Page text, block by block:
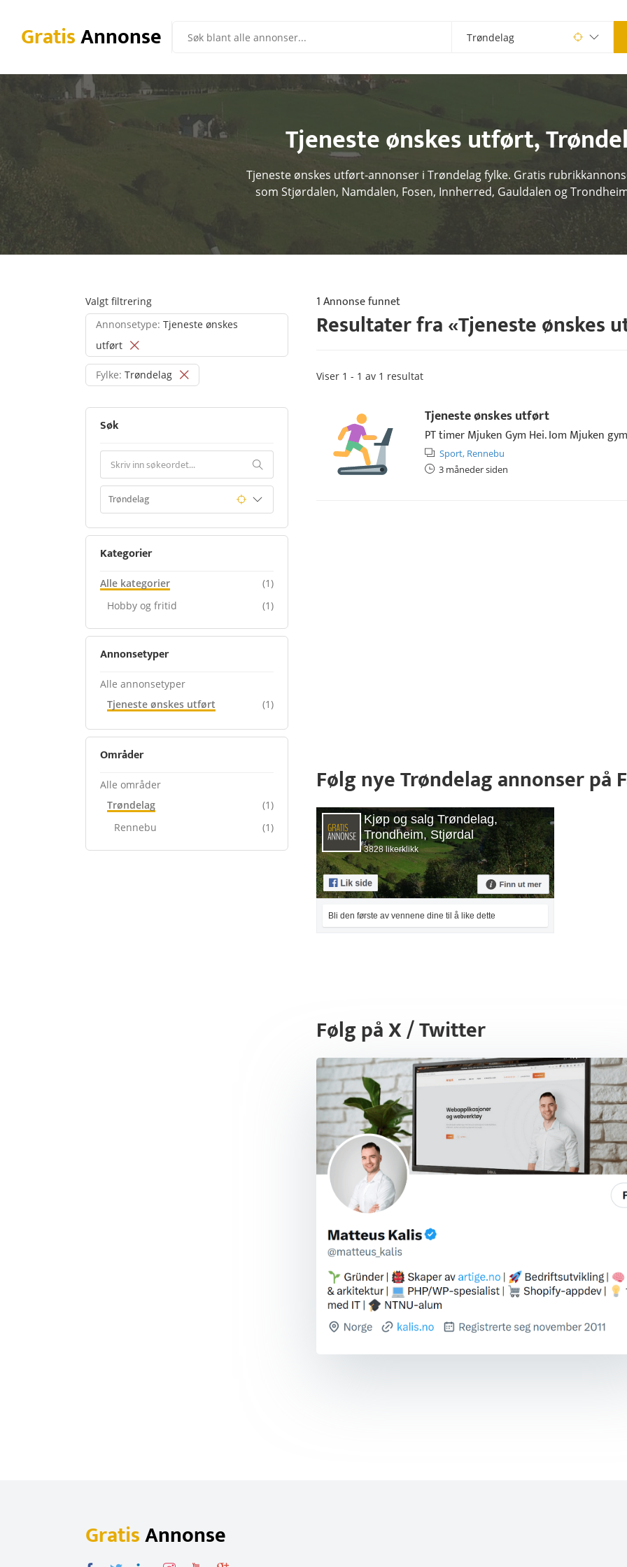
GratisAnnonse
Tjeneste ønskes utført,
Tjeneste ønskes utført-annonser i Trøndelag fylke. Gratis
som Stjørdalen, Namdalen, Fosen, Innherred, Gauldalen og
Valgt filtrering
Annonsetype: Tjeneste ønskes
utført
Fylke: Trøndelag
Søk
Kategorier
Alle kategorier
(1)
Hobby og fritid
(1)
Annonsetyper
Alle annonsetyper
Tjeneste ønskes utført
(1)
Områder
Alle områder
Trøndelag
(1)
Rennebu
(1)
1 Annonse funnet
Resultater fra «Tjeneste ønskes
Viser 1 - 1 av 1 resultat
Tjeneste ønskes utført
PT timer Mjuken Gym Hei. Iom Mjuken
Sport, Rennebu
3 måneder siden
Følg nye Trøndelag annonser på
Kjøp og salg Trøndelag,
Trondheim, Stjørdal
3828 likerklikk
Bli den første av vennene dine til å like dette
Følg på X / Twitter
GratisAnnonse